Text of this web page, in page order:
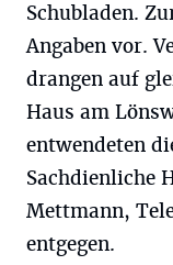
Schubladen.
Angaben vor.
drangen auf
Haus am
entwendeten
Sachdienliche
Mettmann,
entgegen.